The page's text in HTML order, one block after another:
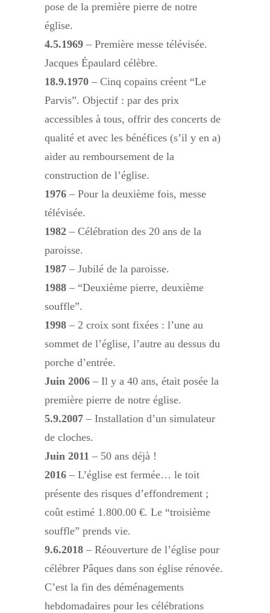
pose de la première pierre de notre
église.
4.5.1969– Première messe télévisée.
Jacques Épaulard célèbre.
18.9.1970– Cinq copains créent “Le
Parvis”. Objectif : par des prix
accessibles à tous, offrir des concerts de
qualité et avec les bénéfices (s’il y en a)
aider au remboursement de la
construction de l’église.
1976– Pour la deuxième fois, messe
télévisée.
1982– Célébration des 20 ans de la
paroisse.
1987– Jubilé de la paroisse.
1988– “Deuxième pierre, deuxième
souffle”.
1998– 2 croix sont fixées : l’une au
sommet de l’église, l’autre au dessus du
porche d’entrée.
Juin 2006– Il y a 40 ans, était posée la
première pierre de notre église.
5.9.2007– Installation d’un simulateur
de cloches.
Juin 2011 – 50 ans déjà !
2016– L’église est fermée… le toit
présente des risques d’effondrement ;
coût estimé 1.800.00 €. Le “troisième
souffle” prends vie.
9.6.2018– Réouverture de l’église pour
célébrer Pâques dans son église rénovée.
C’est la fin des déménagements
hebdomadaires pour les célébrations